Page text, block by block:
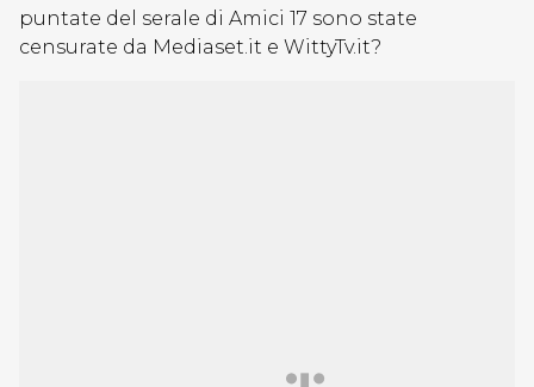
puntate del serale di Amici 17 sono state
censurate da Mediaset.it e WittyTv.it?